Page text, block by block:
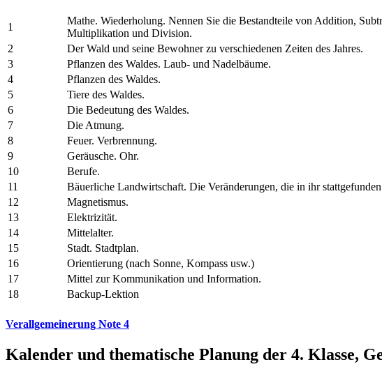
1
Mathe. Wiederholung. Nennen Sie die Bestandteile von Addition,
Multiplikation und Division.
2
Der Wald und seine Bewohner zu verschiedenen Zeiten des Jahres.
3
Pflanzen des Waldes. Laub- und Nadelbäume.
4
Pflanzen des Waldes.
5
Tiere des Waldes.
6
Die Bedeutung des Waldes.
7
Die Atmung.
8
Feuer. Verbrennung.
9
Geräusche. Ohr.
10
Berufe.
11
Bäuerliche Landwirtschaft. Die Veränderungen, die in ihr stattgefunden
12
Magnetismus.
13
Elektrizität.
14
Mittelalter.
15
Stadt. Stadtplan.
16
Orientierung (nach Sonne, Kompass usw.)
17
Mittel zur Kommunikation und Information.
18
Backup-Lektion
Verallgemeinerung Note 4
Kalender und thematische Planung der 4. Klasse,